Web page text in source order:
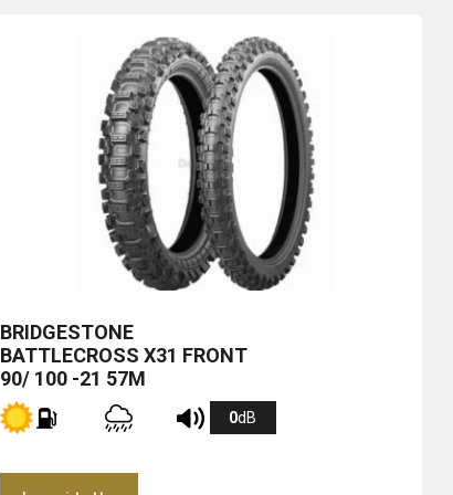
BRIDGESTONE
BATTLECROSS X31 FRONT
90/ 100 -21 57M
0dB